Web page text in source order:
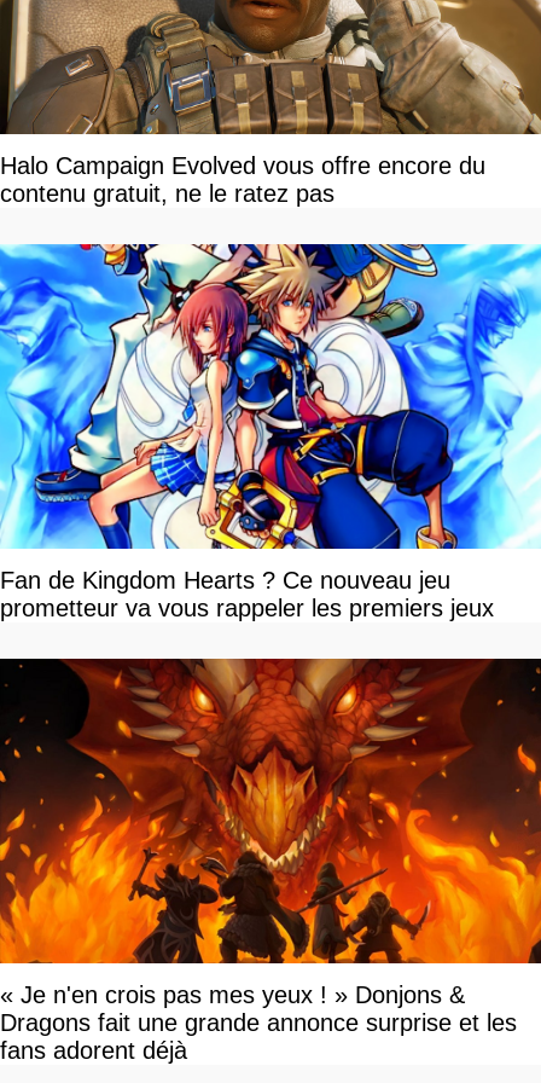
Halo Campaign Evolved vous offre encore du
contenu gratuit, ne le ratez pas
Fan de Kingdom Hearts ? Ce nouveau jeu
prometteur va vous rappeler les premiers jeux
« Je n'en crois pas mes yeux ! » Donjons &
Dragons fait une grande annonce surprise et les
fans adorent déjà